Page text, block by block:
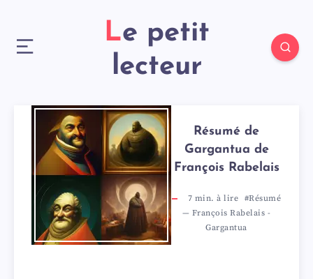
Le petit
lecteur
Résumé de
Gargantua de
François Rabelais
7 min. à lire #Résumé
— François Rabelais -
Gargantua